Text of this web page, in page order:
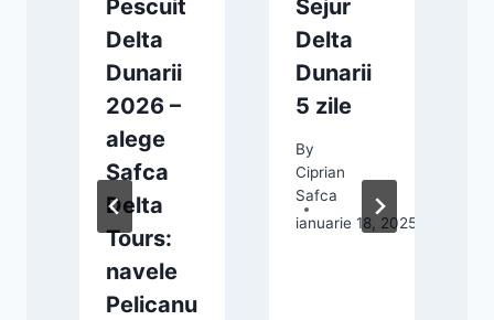
Pescuit
Delta
Dunarii
2026 –
alege
Safca
Delta
Tours:
navele
Pelicanu
Sejur
Delta
Dunarii
5 zile
By
Ciprian
Safca
ianuarie 18, 2025